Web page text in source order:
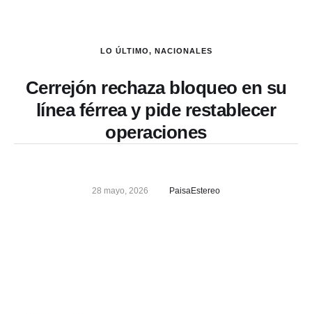
LO ÚLTIMO, NACIONALES
Cerrejón rechaza bloqueo en su
línea férrea y pide restablecer
operaciones
28 mayo, 2026 PaisaEstereo